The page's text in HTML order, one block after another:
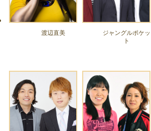
渡辺直美
ジャングルポケッ
ト